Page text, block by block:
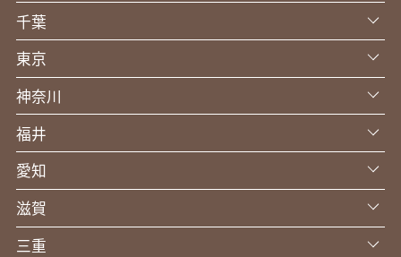
千葉
東京
神奈川
福井
愛知
滋賀
三重